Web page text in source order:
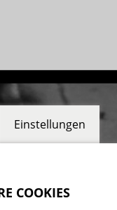
Einstellungen
COOKIES